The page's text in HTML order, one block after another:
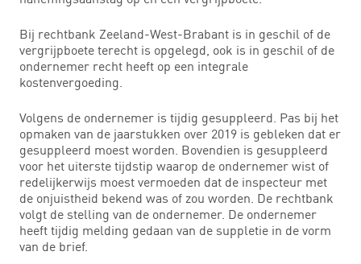
Bij rechtbank Zeeland-West-Brabant is in geschil of de
vergrijpboete terecht is opgelegd, ook is in geschil of de
ondernemer recht heeft op een integrale
kostenvergoeding.
Volgens de ondernemer is tijdig gesuppleerd. Pas bij het
opmaken van de jaarstukken over 2019 is gebleken dat er
gesuppleerd moest worden. Bovendien is gesuppleerd
voor het uiterste tijdstip waarop de ondernemer wist of
redelijkerwijs moest vermoeden dat de inspecteur met
de onjuistheid bekend was of zou worden. De rechtbank
volgt de stelling van de ondernemer. De ondernemer
heeft tijdig melding gedaan van de suppletie in de vorm
van de brief.